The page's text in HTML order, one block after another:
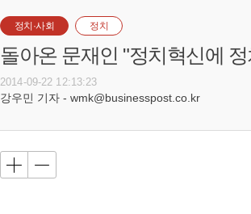
정치·사회 정치
돌아온 문재인 "정치혁신에
2014-09-22 12:13:23
강우민 기자 - wmk@businesspost.co.kr